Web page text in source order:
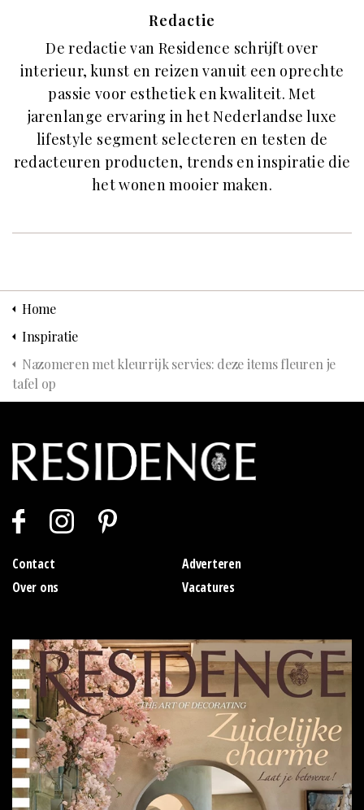
Redactie
De redactie van Residence schrijft over
interieur, kunst en reizen vanuit een oprechte
passie voor esthetiek en kwaliteit. Met
jarenlange ervaring in het Nederlandse luxe
lifestyle segment selecteren en testen de
redacteuren producten, trends en inspiratie die
het wonen mooier maken.
Home
Inspiratie
Nazomeren met kleurrijk servies: deze items fleuren je
tafel op
Contact
Adverteren
Over ons
Vacatures